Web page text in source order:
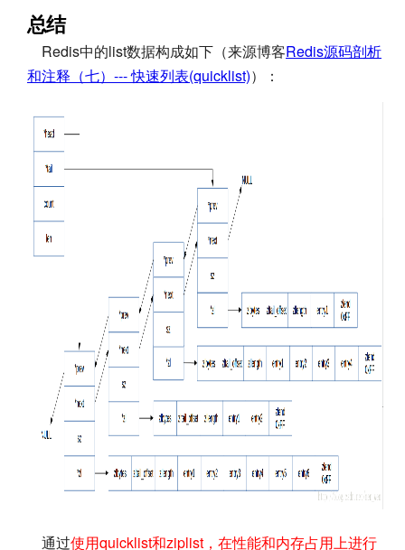
总结
Redis中的list数据构成如下（来源博客Redis源码剖析
和注释（七）--- 快速列表(quicklist)）：
通过使用quicklist和ziplist，在性能和内存占用上进行